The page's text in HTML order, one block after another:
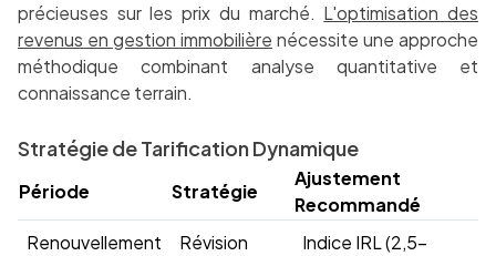
précieuses sur les prix du marché. L'optimisation des
revenus en gestion immobilière nécessite une approche
méthodique combinant analyse quantitative et
connaissance terrain.
Stratégie de Tarification Dynamique
Période Stratégie
Ajustement
Recommandé
Renouvellement
Révision
Indice IRL (2,5-